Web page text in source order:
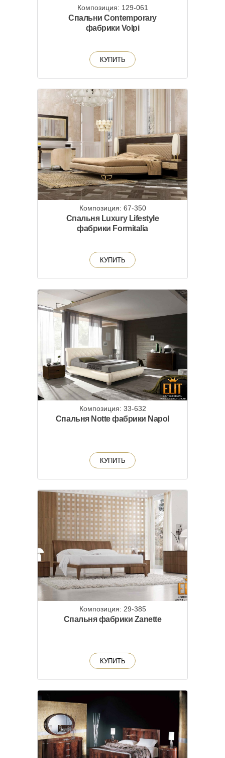
Композиция: 129-061
Спальни Contemporary
фабрики Volpi
КУПИТЬ
Композиция: 67-350
Спальня Luxury Lifestyle
фабрики Formitalia
КУПИТЬ
Композиция: 33-632
Спальня Notte фабрики Napol
КУПИТЬ
Композиция: 29-385
Спальня фабрики Zanette
КУПИТЬ